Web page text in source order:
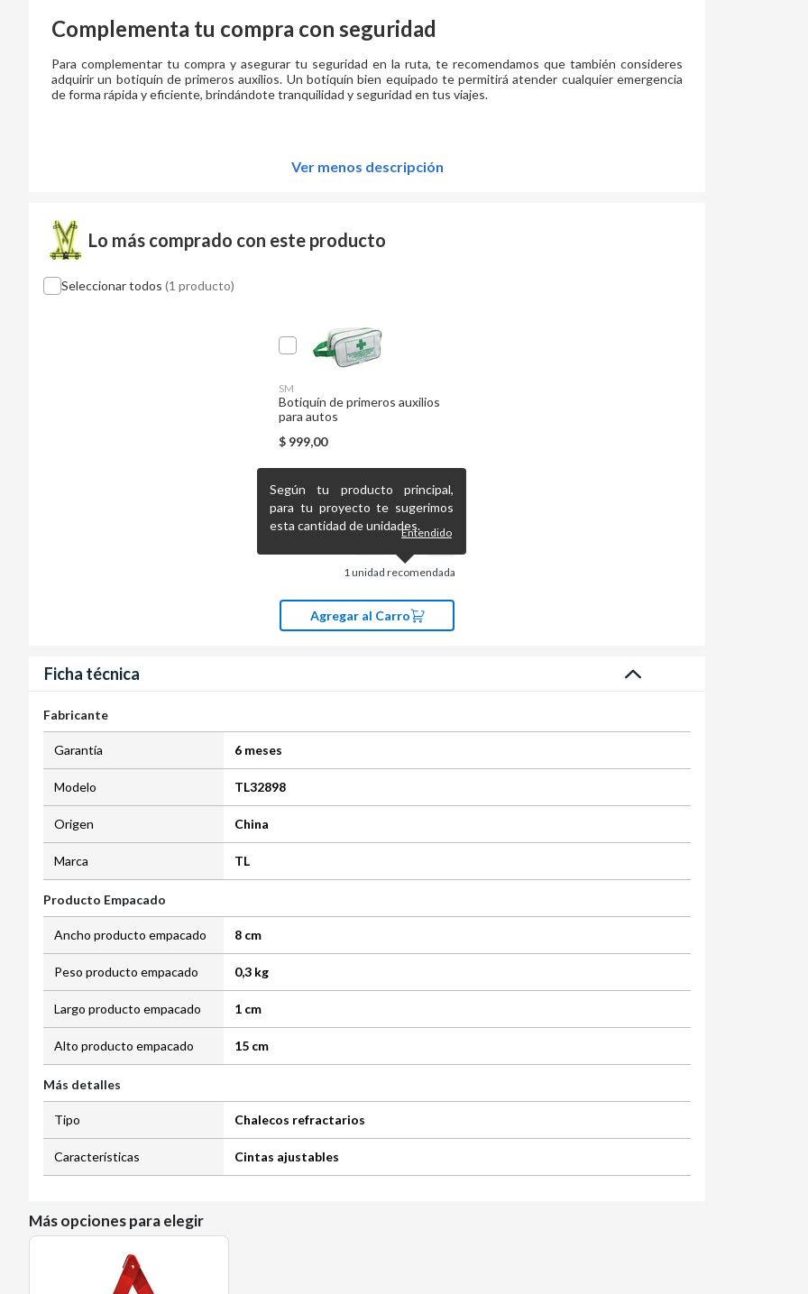
Complementa tu compra con seguridad
Para complementar tu compra y asegurar tu seguridad en la ruta, te recomendamos que también consideres
adquirir un botiquín de primeros auxilios. Un botiquín bien equipado te permitirá atender cualquier emergencia
de forma rápida y eficiente, brindándote tranquilidad y seguridad en tus viajes.
Ver menos descripción
Lo más comprado con este producto
Seleccionar todos (1 producto)
SM
Botiquín de primeros auxilios
para autos
$ 999,00
1unidad recomendada
Según tu producto principal,
para tu proyecto te sugerimos
esta cantidad de unidades.Entendido
Agregar al Carro
Ficha técnica
Fabricante
Garantía 6 meses
Modelo TL32898
Origen China
Marca TL
Producto Empacado
Ancho producto empacado 8 cm
Peso producto empacado 0,3 kg
Largo producto empacado 1 cm
Alto producto empacado 15 cm
Más detalles
Tipo Chalecos refractarios
Características Cintas ajustables
Más opciones para elegir